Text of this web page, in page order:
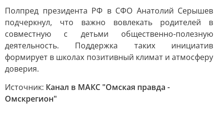
Полпред президента РФ в СФО Анатолий Серышев
подчеркнул, что важно вовлекать родителей в
совместную с детьми общественно-полезную
деятельность. Поддержка таких инициатив
формирует в школах позитивный климат и атмосферу
доверия.
Источник: Канал в МАКС "Омская правда -
Омскрегион"